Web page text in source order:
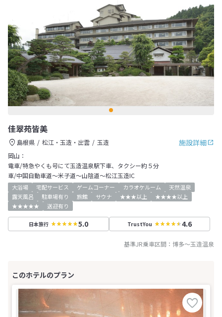
佳翠苑皆美
施設詳細
島根県 松江・玉造・出雲
玉造
岡山：
電車/特急やくも号にて玉造温泉駅下車、タクシー約５分
車/中国自動車道～米子道～山陰道～松江玉造IC
大浴場 宅配サービス ゲームコーナー カラオケルーム
天然温泉
露天風呂
駐車場有り 旅館 サウナ ★★★以上
★★★★以上
★★★★★
送迎有り
日本旅行 5.0 TrustYou 4.6
基準JR乗車区間： 博多～玉造温泉